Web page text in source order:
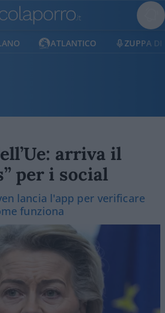
ATLANTICO ZUPPA DI
arriva il
per i social
lancia l'app per verificare
funziona